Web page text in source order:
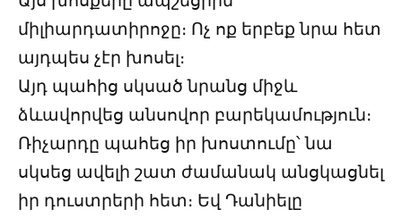
միլիարդատիրոջը։ Ոչ ոք երբեք նրա հետ
այդպես չէր խոսել։
Այդ պահից սկսած նրանց միջև
ձևավորվեց անսովոր բարեկամություն։
Ռիչարդը պահեց իր խոստումը՝ նա
սկսեց ավելի շատ ժամանակ անցկացնել
իր դուստրերի հետ։ Եվ Դանիելը